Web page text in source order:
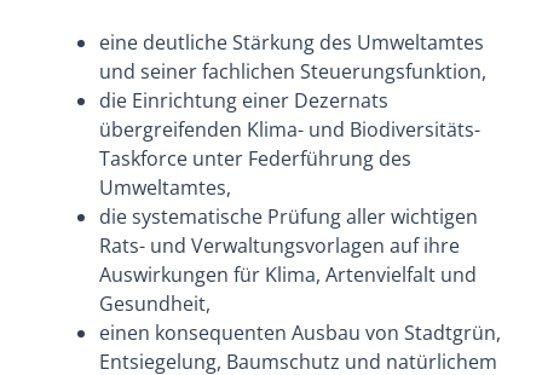
eine deutliche Stärkung des Umweltamtes
und seiner fachlichen Steuerungsfunktion,
die Einrichtung einer Dezernats
übergreifenden Klima- und Biodiversitäts-
Taskforce unter Federführung des
Umweltamtes,
die systematische Prüfung aller wichtigen
Rats- und Verwaltungsvorlagen auf ihre
Auswirkungen für Klima, Artenvielfalt und
Gesundheit,
einen konsequenten Ausbau von Stadtgrün,
Entsiegelung, Baumschutz und natürlichem